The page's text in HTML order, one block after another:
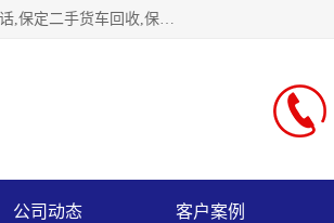
保定辉领再生资源回收有限公司主要经营保定旧车回收，保定报废汽车回收，保定报废汽车回收公司电话,保定二手货车回收,保定黄标车回收, 保定黄标车回收，保定哪里收报废车，保定废旧汽车回收，保定汽车报废手续办理，保定汽车解体厂。将通过采取区域限行促进淘汰、经济补助激励新、加大上路*法处罚、加强达标排放监管等综合措施，对老旧机动车逐步实行末位淘汰，加快老旧机动车淘汰新
公司动态 客户案例